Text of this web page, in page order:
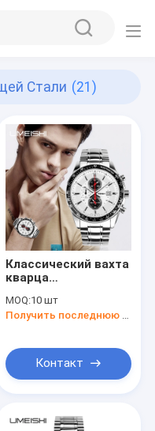
Стали (21)
Классический вахта
кварца
стали
MOQ:10 шт
Получить последнюю цену
Контакт